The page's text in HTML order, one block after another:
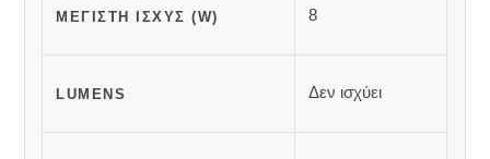
ΜΈΓΙΣΤΗ ΙΣΧΎΣ (W) 8
LUMENS Δεν ισχύει